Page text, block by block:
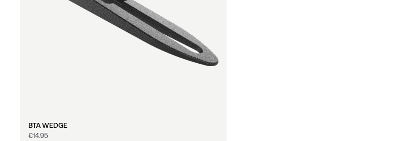
BTA WEDGE
€‎14.95